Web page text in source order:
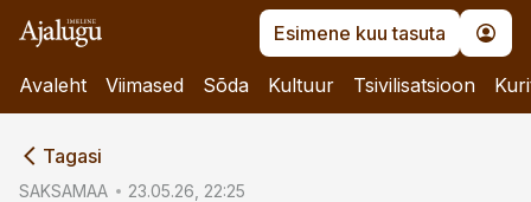
Esimene kuu tasuta
Avaleht Viimased Sõda Kultuur Tsivilisatsioon
Tagasi
SAKSAMAA 23.05.26, 22:25